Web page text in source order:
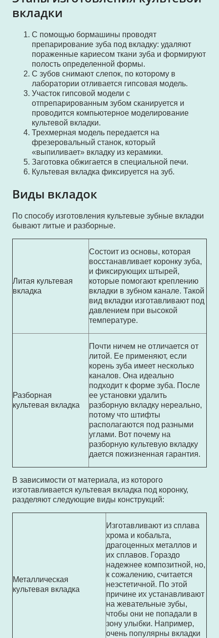
вкладки
С помощью бормашины проводят
препарирование зуба под вкладку: удаляют
пораженные кариесом ткани зуба и формируют
полость определенной формы.
С зубов снимают слепок, по которому в
лаборатории отливается гипсовая модель.
Участок гипсовой модели с
отпрепарированным зубом сканируется и
проводится компьютерное моделирование
культевой вкладки.
Трехмерная модель передается на
фрезеровальный станок, который
«выпиливает» вкладку из керамики.
Заготовка обжигается в специальной печи.
Культевая вкладка фиксируется на зуб.
Виды вкладок
По способу изготовления культевые зубные вкладки
бывают литые и разборные.
Литая культевая
вкладка
Состоит из основы, которая
восстанавливает коронку зуба,
и фиксирующих штырей,
которые помогают креплению
вкладки в зубном канале. Такой
вид вкладки изготавливают под
давлением при высокой
температуре.
Разборная
культевая вкладка
Почти ничем не отличается от
литой. Ее применяют, если
корень зуба имеет несколько
каналов. Она идеально
подходит к форме зуба. После
ее установки удалить
разборную вкладку нереально,
потому что штифты
располагаются под разными
углами. Вот почему на
разборную культевую вкладку
дается пожизненная гарантия.
В зависимости от материала, из которого
изготавливается культевая вкладка под коронку,
разделяют следующие виды конструкций:
Металлическая
культевая вкладка
Изготавливают из сплава
хрома и кобальта,
драгоценных металлов и
их сплавов. Гораздо
надежнее композитной, но,
к сожалению, считается
неэстетичной. По этой
причине их устанавливают
на жевательные зубы,
чтобы они не попадали в
зону улыбки. Например,
очень популярны вкладки